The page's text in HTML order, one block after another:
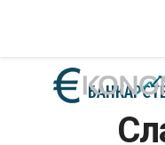
АКТУЕЛНО
ЕКОНОМИЈА